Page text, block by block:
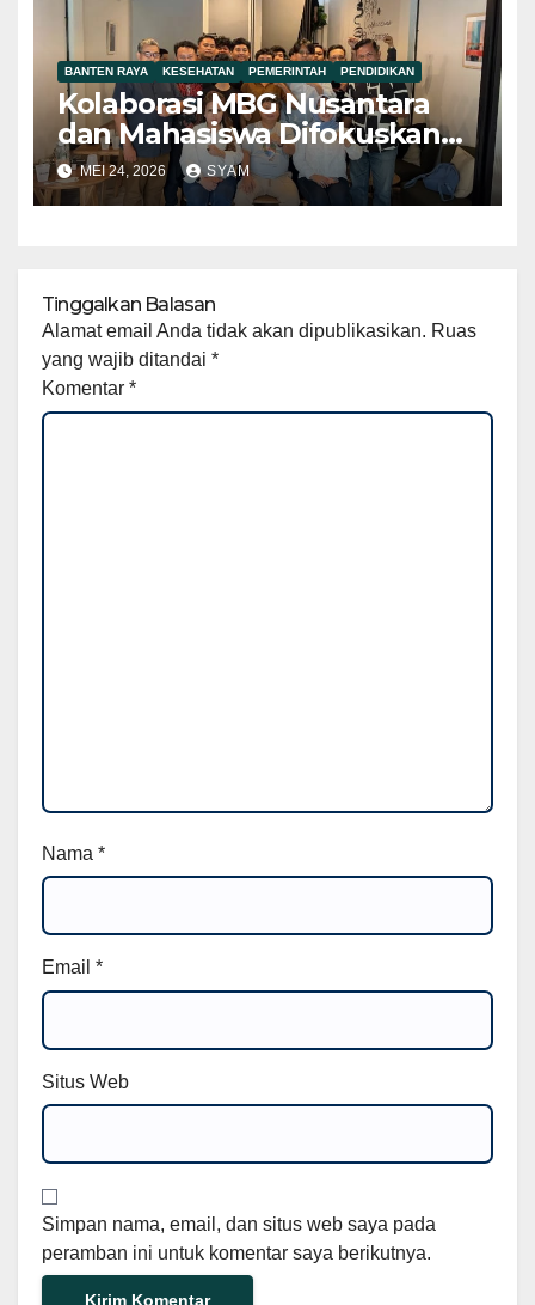
BANTEN RAYA KESEHATAN PEMERINTAH PENDIDIKAN
Kolaborasi MBG Nusantara
dan Mahasiswa Difokuskan
pada Pemetaan Persoalan
Teknis di Akar Rumput
MEI 24, 2026 SYAM
Tinggalkan Balasan
Alamat email Anda tidak akan dipublikasikan. Ruas
yang wajib ditandai *
Komentar *
Nama *
Email *
Situs Web
Simpan nama, email, dan situs web saya pada
peramban ini untuk komentar saya berikutnya.